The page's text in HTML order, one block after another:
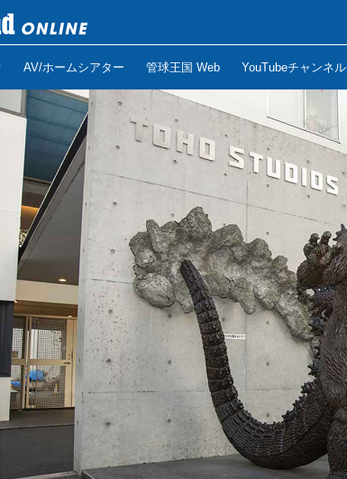
AV/ホームシアター 管球王国 Web YouTubeチャンネル